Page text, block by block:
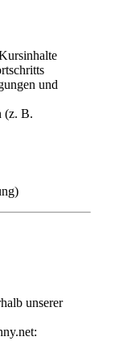
und
(z. B.
unserer